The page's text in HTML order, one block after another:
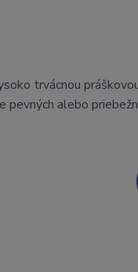
trvácnou
alebo